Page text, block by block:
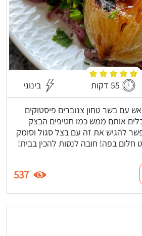
55 דקות בינוני
עם בשר טחון צנוברים פיסטוקים
אותם ממש כמו חטיפים הבצק
להגיש את זה עם בצל סגול וסומק
חלום בפה! חובה לנסות להכין בבית!
537